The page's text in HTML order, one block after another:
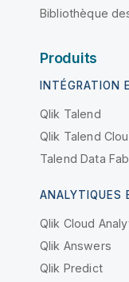
Bibliothèque
Produits
INTÉGRATION
Qlik Talend
Qlik Talend
Talend Data
ANALYTIQUES
Qlik Cloud
Qlik Answers
Qlik Predict